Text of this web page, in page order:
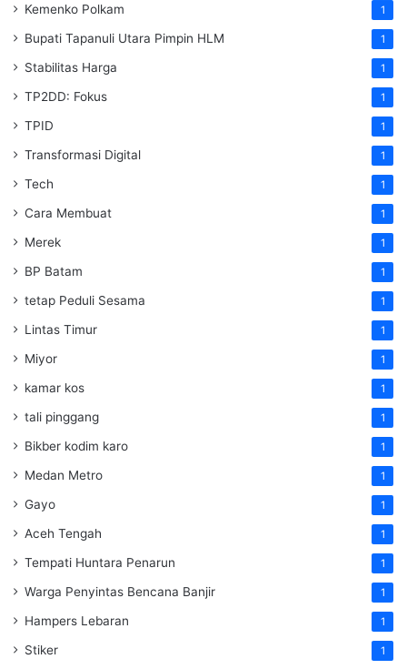
Kemenko Polkam 1
‎Bupati Tapanuli Utara Pimpin HLM 1
Stabilitas Harga 1
TP2DD: Fokus 1
TPID 1
Transformasi Digital 1
Tech 1
Cara Membuat 1
Merek 1
BP Batam 1
tetap Peduli Sesama 1
Lintas Timur 1
Miyor 1
kamar kos 1
tali pinggang 1
Bikber kodim karo 1
Medan Metro 1
Gayo 1
Aceh Tengah 1
Tempati Huntara Penarun 1
Warga Penyintas Bencana Banjir 1
Hampers Lebaran 1
Stiker 1